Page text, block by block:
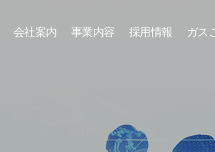
会社案内 事業内容 採用情報 ガス